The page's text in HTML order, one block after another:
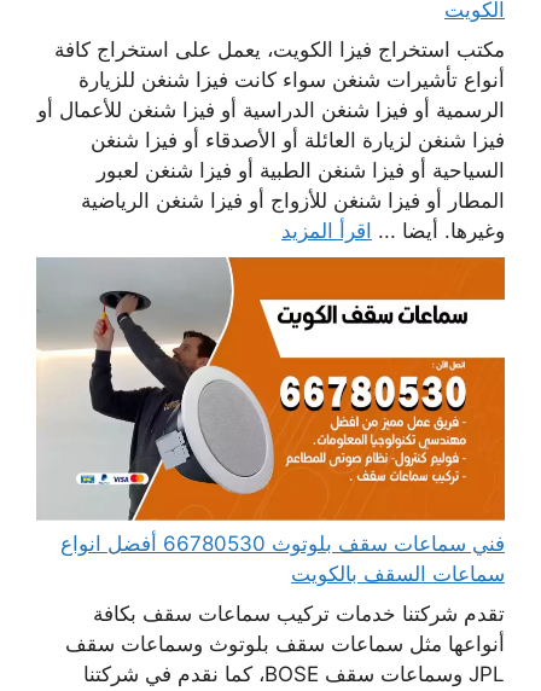
الكويت
مكتب استخراج فيزا الكويت، يعمل على استخراج كافة
أنواع تأشيرات شنغن سواء كانت فيزا شنغن للزيارة
الرسمية أو فيزا شنغن الدراسية أو فيزا شنغن للأعمال أو
فيزا شنغن لزيارة العائلة أو الأصدقاء أو فيزا شنغن
السياحية أو فيزا شنغن الطبية أو فيزا شنغن لعبور
المطار أو فيزا شنغن للأزواج أو فيزا شنغن الرياضية
وغيرها. أيضا ... اقرأ المزيد
فني سماعات سقف بلوتوث 66780530 أفضل انواع
سماعات السقف بالكويت
تقدم شركتنا خدمات تركيب سماعات سقف بكافة
أنواعها مثل سماعات سقف بلوتوث وسماعات سقف
JPL وسماعات سقف BOSE، كما نقدم في شركتنا